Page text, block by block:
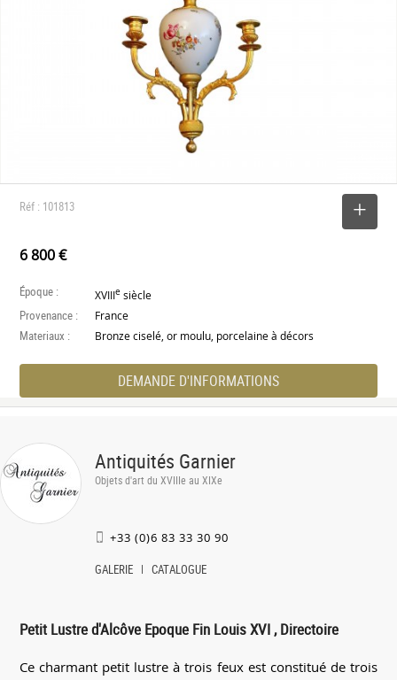
Réf : 101813
6 800 €
Époque : XVIIIe siècle
Provenance : France
Materiaux : Bronze ciselé, or moulu, porcelaine à décors
DEMANDE D'INFORMATIONS
Antiquités Garnier
Objets d'art du XVIIIe au XIXe
+33 (0)6 83 33 30 90
GALERIE CATALOGUE
Petit Lustre d'Alcôve Epoque Fin Louis XVI , Directoire
Ce charmant petit lustre à trois feux est constitué de trois